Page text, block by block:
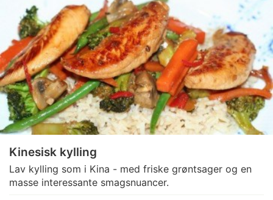
Kinesisk kylling
Lav kylling som i Kina - med friske grøntsager og en
masse interessante smagsnuancer.